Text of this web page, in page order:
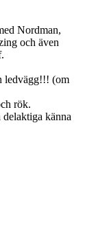
Nordman,
och även
ledvägg!!! (om
rök.
känna